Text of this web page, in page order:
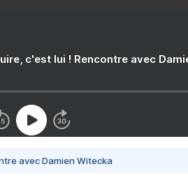
c'est lui ! Rencontre avec
avec Damien Witecka